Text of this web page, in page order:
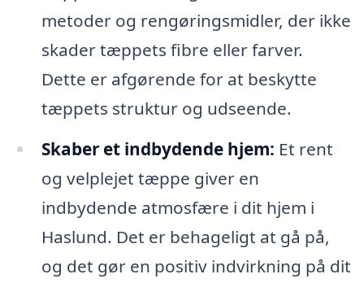
metoder og rengøringsmidler, der ikke
skader tæppets fibre eller farver.
Dette er afgørende for at beskytte
tæppets struktur og udseende.
Skaber et indbydende hjem: Et rent
og velplejet tæppe giver en
indbydende atmosfære i dit hjem i
Haslund. Det er behageligt at gå på,
og det gør en positiv indvirkning på dit